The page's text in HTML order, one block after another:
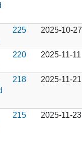
225 2025-10-27
220 2025-11-11
218 2025-11-21
215 2025-11-23